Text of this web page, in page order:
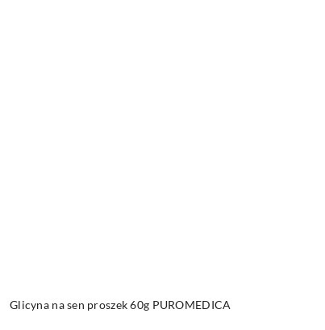
Glicyna na sen proszek 60g PUROMEDICA